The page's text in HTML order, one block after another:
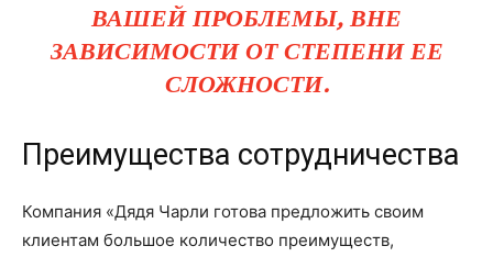
ВАШЕЙ ПРОБЛЕМЫ, ВНЕ
ЗАВИСИМОСТИ ОТ СТЕПЕНИ ЕЕ
СЛОЖНОСТИ.
Преимущества сотрудничества
Компания «Дядя Чарли готова предложить своим
клиентам большое количество преимуществ,